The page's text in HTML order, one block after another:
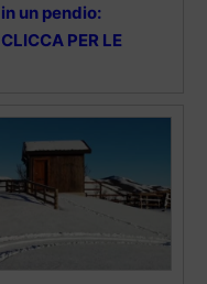
un pendio:
PER LE